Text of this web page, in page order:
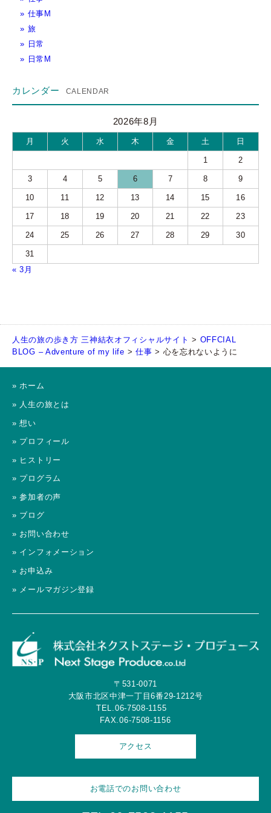
仕事M
旅
日常
日常M
カレンダー
2026年8月
月 火 水 木 金 土 日
1 2
3 4 5 6 7 8 9
10 11 12 13 14 15 16
17 18 19 20 21 22 23
24 25 26 27 28 29 30
31
« 3月
人生の旅の歩き方 三神結衣オフィシャルサイト > OFFCIAL
BLOG – Adventure of my life >仕事 > 心を忘れないように
» ホーム
» 人生の旅とは
» 想い
» プロフィール
» ヒストリー
» プログラム
» 参加者の声
» ブログ
» お問い合わせ
» インフォメーション
» お申込み
» メールマガジン登録
〒531-0071
大阪市北区中津一丁目6番29-1212号
TEL.06-7508-1155
FAX.06-7508-1156
アクセス
お電話でのお問い合わせ